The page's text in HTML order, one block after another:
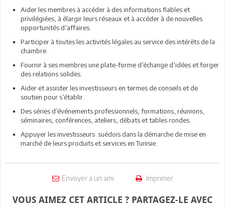
Aider les membres à accéder à des informations fiables et
privilégiées, à élargir leurs réseaux et à accéder à de nouvelles
opportunités d’affaires.
Participer à toutes les activités légales au service des intérêts de la
chambre.
Fournir à ses membres une plate-forme d’échange d’idées et forger
des relations solides.
Aider et assister les investisseurs en termes de conseils et de
soutien pour s’établir.
Des séries d’événements professionnels, formations, réunions,
séminaires, conférences, ateliers, débats et tables rondes.
Appuyer les investisseurs suédois dans la démarche de mise en
marché de leurs produits et services en Tunisie.
Envoyer à un ami Imprimer
VOUS AIMEZ CET ARTICLE ? PARTAGEZ-LE AVEC